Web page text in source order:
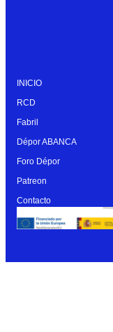
INICIO
RCD
Fabril
Dépor ABANCA
Foro Dépor
Patreon
Contacto